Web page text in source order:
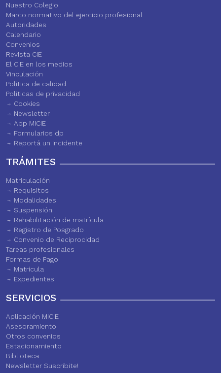
Nuestro Colegio
Marco normativo del ejercicio profesional
Autoridades
Calendario
Convenios
Revista CIE
El CIE en los medios
Vinculación
Política de calidad
Políticas de privacidad
Cookies
Newsletter
App MiCIE
Formularios dp
Reportá un Incidente
TRÁMITES
Matriculación
Requisitos
Modalidades
Suspensión
Rehabilitación de matrícula
Registro de Posgrado
Convenio de Reciprocidad
Tareas profesionales
Formas de Pago
Matrícula
Expedientes
SERVICIOS
Aplicación MiCIE
Asesoramiento
Otros convenios
Estacionamiento
Biblioteca
Newsletter Suscribite!